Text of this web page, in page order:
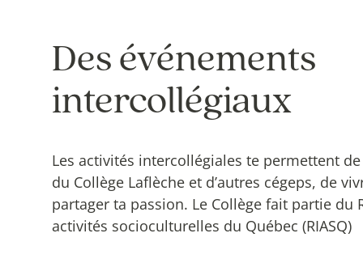
Des événements
intercollégiaux
Les activités intercollégiales te permettent
du Collège Laflèche et d’autres cégeps, de
partager ta passion. Le Collège fait partie du
activités socioculturelles du Québec (RIASQ)